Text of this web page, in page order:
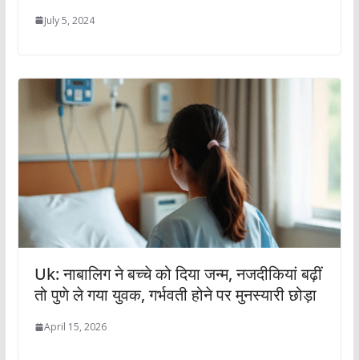
July 5, 2024
Uk: नाबालिग ने बच्चे को दिया जन्म, नजदीकियां बढ़ीं
तो पुणे ले गया युवक, गर्भवती होने पर मुनस्यारी छोड़ा
April 15, 2026